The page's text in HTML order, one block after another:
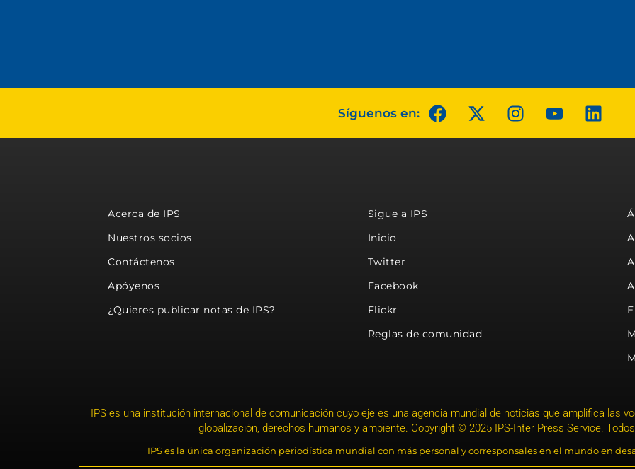
Síguenos en:
Acerca de IPS
Nuestros socios
Contáctenos
Apóyenos
¿Quieres publicar notas de IPS?
Sigue a IPS
Inicio
Twitter
Facebook
Flickr
Reglas de comunidad
IPS es una institución internacional de comunicación cuyo eje es una agencia mundial de noticias que amplifica las
globalización, derechos humanos y ambiente. Copyright © 2025 IPS-Inter Press Service.
IPS es la única organización periodística mundial con más personal y corresponsales en el mundo en